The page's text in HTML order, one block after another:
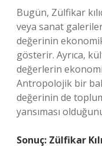
Bugün, Zülfikar
veya sanat
değerinin
gösterir. Ayrıca,
değerlerin
Antropolojik bir
değerinin de
yansıması
Sonuç: Zülfikar